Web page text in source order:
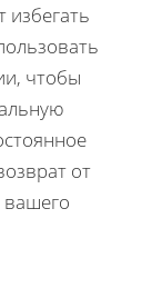
избегать
чтобы
от
вашего